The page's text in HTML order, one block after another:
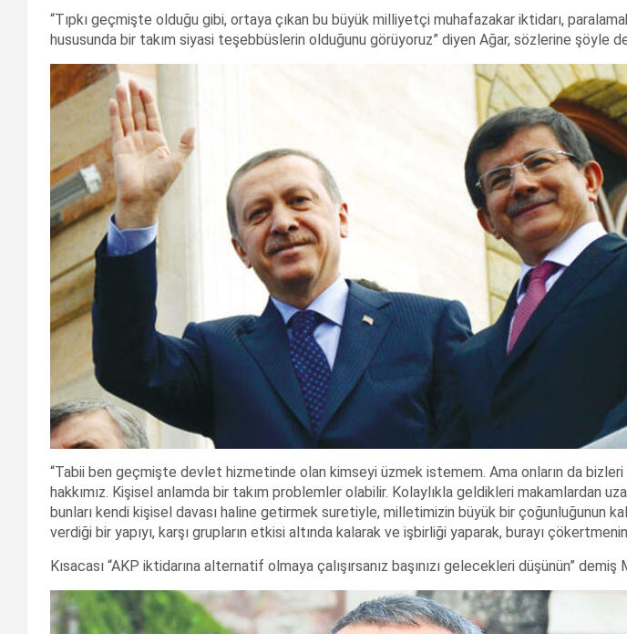
“Tıpkı geçmişte olduğu gibi, ortaya çıkan bu büyük milliyetçi muhafazakar iktidarı,
hususunda bir takım siyasi teşebbüslerin olduğunu görüyoruz” diyen Ağar, sözlerine şöyle
“Tabii ben geçmişte devlet hizmetinde olan kimseyi üzmek istemem. Ama onların da
hakkımız. Kişisel anlamda bir takım problemler olabilir. Kolaylıkla geldikleri makamlardan
bunları kendi kişisel davası haline getirmek suretiyle, milletimizin büyük bir çoğunluğunun
verdiği bir yapıyı, karşı grupların etkisi altında kalarak ve işbirliği yaparak, burayı
Kısacası “AKP iktidarına alternatif olmaya çalışırsanız başınızı gelecekleri düşünün” demiş